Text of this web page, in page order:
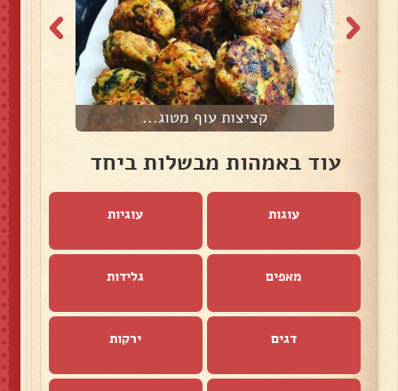
קציצות עוף מטוג...
עוד באמהות מבשלות ביחד
עוגות עוגיות
מאפים גלידות
דגים ירקות